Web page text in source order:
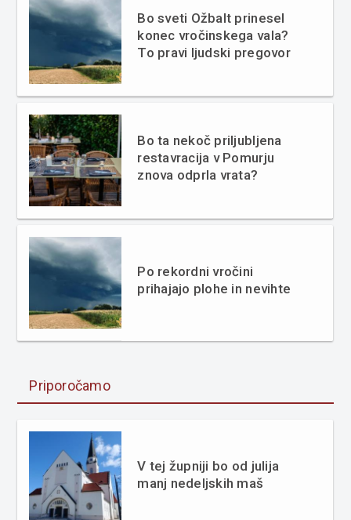
Bo sveti Ožbalt prinesel
konec vročinskega vala?
To pravi ljudski pregovor
Bo ta nekoč priljubljena
restavracija v Pomurju
znova odprla vrata?
Po rekordni vročini
prihajajo plohe in nevihte
Priporočamo
V tej župniji bo od julija
manj nedeljskih maš